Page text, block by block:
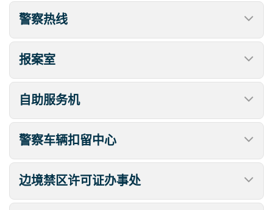
警察热线
报案室
自助服务机
警察车辆扣留中心
边境禁区许可证办事处